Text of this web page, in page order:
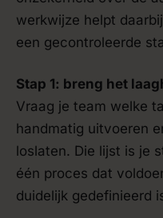
werkwijze helpt
een gecontroleerde
Stap 1: breng het
Vraag je team welke
handmatig uitvoeren
loslaten. Die lijst is je
één proces dat
duidelijk gedefinieerd